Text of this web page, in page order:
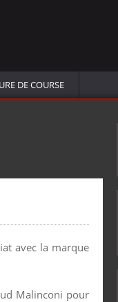
DE COURSE
avec la marque
Malinconi pour